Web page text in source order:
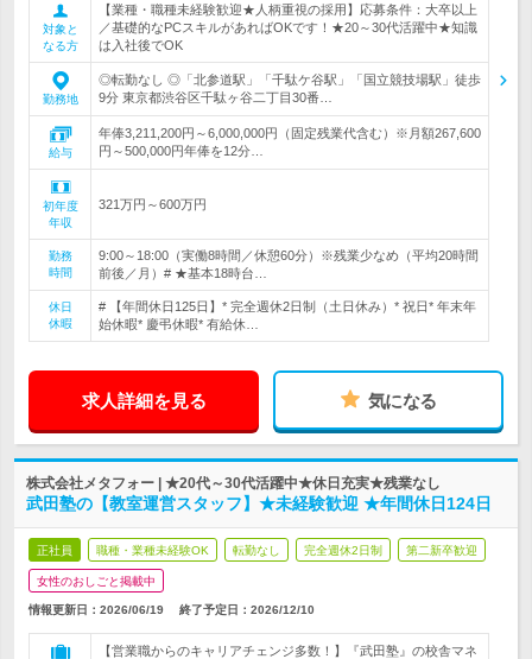
対象と
なる方
【業種・職種未経験歓迎★人柄重視の採用】応募条件：大卒以上
／基礎的なPCスキルがあればOKです！★20～30代活躍中★知識
は入社後でOK
勤務地
◎転勤なし ◎「北参道駅」「千駄ケ谷駅」「国立競技場駅」徒歩
9分 東京都渋谷区千駄ヶ谷二丁目30番…
給与
年俸3,211,200円～6,000,000円（固定残業代含む）※月額267,600
円～500,000円年俸を12分…
初年度
年収
321万円～600万円
勤務
時間
9:00～18:00（実働8時間／休憩60分）※残業少なめ（平均20時間
前後／月）# ★基本18時台…
休日
休暇
# 【年間休日125日】* 完全週休2日制（土日休み）* 祝日* 年末年
始休暇* 慶弔休暇* 有給休…
求人詳細を見る 気になる
株式会社メタフォー | ★20代～30代活躍中★休日充実★残業なし
武田塾の【教室運営スタッフ】★未経験歓迎 ★年間休日124日
正社員 職種・業種未経験OK 転勤なし 完全週休2日制 第二新卒歓迎
女性のおしごと掲載中
情報更新日：2026/06/19 終了予定日： 2026/12/10
【営業職からのキャリアチェンジ多数！】『武田塾』の校舎マネ